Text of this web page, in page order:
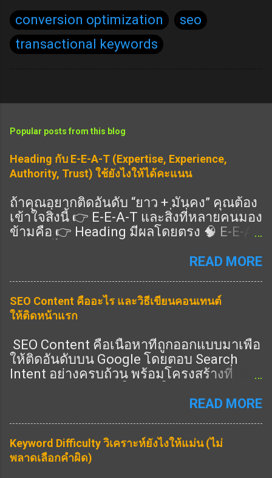
conversion optimization
seo
transactional keywords
Popular posts from this blog
Heading กับ E-E-A-T (Expertise, Experience,
Authority, Trust) ใช้ยังไงให้ได้คะแนน
ถ้าคุณอยากติดอันดับ “ยาว + มั่นคง” คุณต้อง
เข้าใจสิ่งนี้ 👉 E-E-A-T และสิ่งที่หลายคนมอง
ข้ามคือ 👉 Heading มีผลโดยตรง 🧠 E-E-A-
ว่าเนื้อหาคุณ: Expertise (ความเชี่ยวชาญ)
ครบ = อันดับดีขึ้น 🎯 Heading ช่วย E-E-A-T
ยังไง ✔️ 1. แสดง Expertise 👉 ใช้ Heading
ครอบคลุมลึก ✔️ 2. แสดง Experience 👉 มี
หัวข้อ “ประสบการณ์จริง” ✔️ 3. แสดง
Authority 👉 มีหัวข้อครบทุกมุม ✔️ 4. แสดง
Trust 👉 มี FAQ / ข้อมูลชัด 🔧 วิธีเขียน
1. เพิ่ม Heading “ประสบการณ์” 👉 เช่น: จาก
ประสบการณ์จริง 🔥 2. เพิ่ม Heading “ข้อมูล
เชิงลึก” 👉 เช่น: เทคนิคขั้นสูง วิเคราะห์ 🔥 3.
เพิ่ม Heading “คำถาม” 👉 เช่น: FAQ 📊 สูตร
E-E-A-T Heading H1 = keyword หลัก H2 =
READ MORE
SEO Content คืออะไร และวิธีเขียนคอนเทนต์
ให้ติดหน้าแรก
SEO Content คือเนื้อหาที่ถูกออกแบบมาเพื่อ
ให้ติดอันดับบน Google โดยตอบ Search
Intent อย่างครบถ้วน พร้อมโครงสร้างที่
SEO ไม่ใช่แค่ใส่คีย์เวิร์ด แต่คือการสร้าง
เนื้อหาที่: ตรงกับคำค้นหา ตอบคำถามผู้ใช้
ครบถ้วน มีโครงสร้างชัดเจน มีคุณภาพสูง
READ MORE
Keyword Difficulty วิเคราะห์ยังไงให้แม่น (ไม่
พลาดเลือกคำผิด)